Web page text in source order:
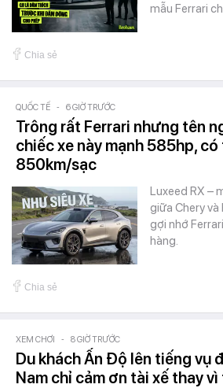
mẫu Ferrari
Chia sẻ
QUỐC TẾ - 6 GIỜ TRƯỚC
Trông rất Ferrari nhưng tên
chiếc xe này mạnh 585hp,
850km/sạc
Luxeed RX –
giữa Chery
gợi nhớ
hàng.
Chia sẻ
XEM CHƠI - 8 GIỜ TRƯỚC
Du khách Ấn Độ lên tiếng vụ
Nam chỉ cảm ơn tài xế thay